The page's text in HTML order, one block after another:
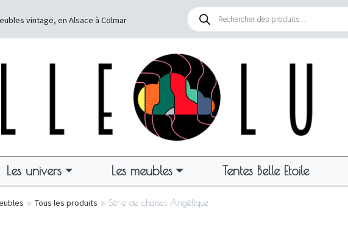
vintage, en Alsace à Colmar
Recherche
produits
Les univers Les meubles Tentes Belle Etoile
» Tous les produits » Série de chaises Angélique